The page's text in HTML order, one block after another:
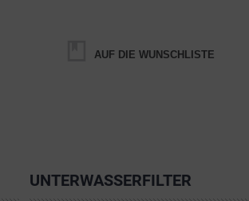
AUF DIE WUNSCHLISTE
UNTERWASSERFILTER